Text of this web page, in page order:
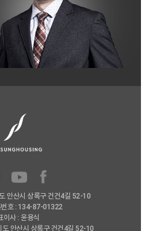
안산시 상록구 건건4길 52-10
번호 : 134-87-01322
이사 : 윤용식
도 안산시 상록구 건건4길 52-10